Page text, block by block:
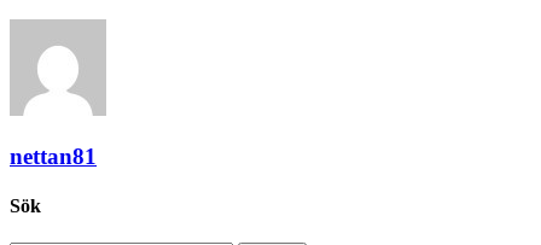
nettan81
Sök